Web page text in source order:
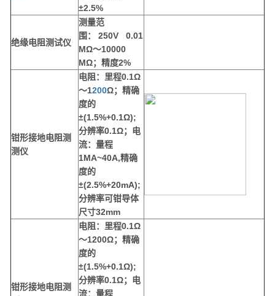
±2.5%
绝缘电阻测试仪
测量范
围：
250V 0.01
MΩ～10000
MΩ；精度2%
钳形接地电阻测
测仪
电阻：里程0.1Ω
～1200Ω；精确
度的
±(1.5%+0.1Ω);
分辨率0.1Ω；电
流：量程
1MA~40A,精确
度的
±(2.5%+20mA);
分辨率可钳导体
尺寸32mm
钳形接地电阻测
电阻：里程0.1Ω
～1200Ω；精确
度的
±(1.5%+0.1Ω);
分辨率0.1Ω；电
流：量程